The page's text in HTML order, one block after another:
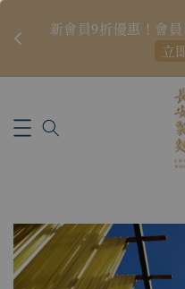
🏆
新會員9折優惠！會
立